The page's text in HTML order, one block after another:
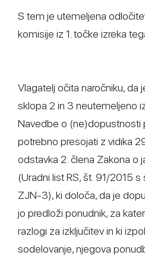
S tem je utemeljena
komisije iz 1. točke izreka
Vlagatelj očita naročniku, da
sklopa 2 in 3 neutemeljeno
Navedbe o (ne)dopustnosti
potrebno presojati z vidika
odstavka 2. člena Zakona o
(Uradni list RS, št. 91/2015 s
ZJN-3), ki določa, da je
jo predloži ponudnik, za
razlogi za izključitev in ki
sodelovanje, njegova